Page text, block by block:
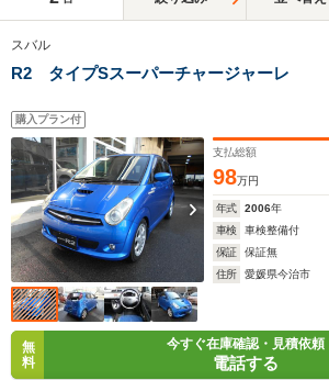
スバル
R2 タイプSスーパーチャージャーレ
購入プラン付
支払総額
98万円
年式 2006年
車検
車検整備付
保証
保証無
住所
愛媛県今治市
無
料
今すぐ在庫確認・見積依頼
電話する